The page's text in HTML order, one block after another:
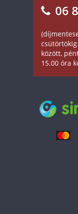
06
csütörtökig
között,
15.00 óra